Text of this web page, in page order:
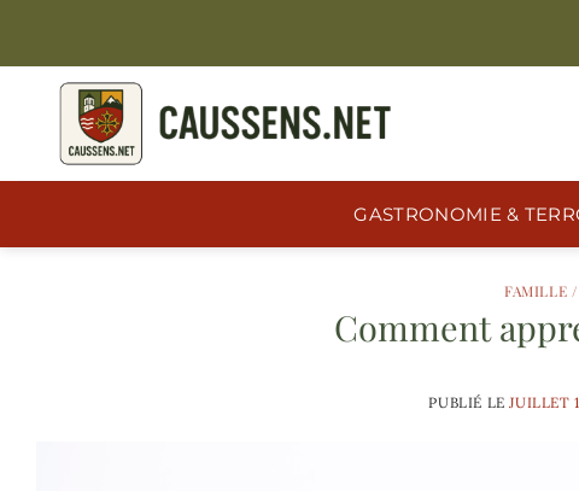
contenu
GASTRONOMIE &
FAMILLE /
Comment
PUBLIÉ LEJUILLET